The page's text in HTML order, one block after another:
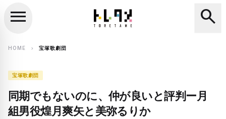
search
menu search
HOME chevron_right 宝塚歌劇団
宝塚歌劇団
同期でもないのに、仲が良いと評判ー月
組男役煌月爽矢と美弥るりか